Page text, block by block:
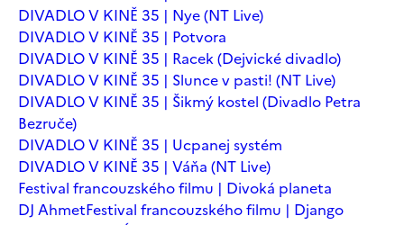
DIVADLO V KINĚ 35 | Nye (NT Live)
DIVADLO V KINĚ 35 | Potvora
DIVADLO V KINĚ 35 | Racek (Dejvické divadlo)
DIVADLO V KINĚ 35 | Slunce v pasti! (NT Live)
DIVADLO V KINĚ 35 | Šikmý kostel (Divadlo Petra
Bezruče)
DIVADLO V KINĚ 35 | Ucpanej systém
DIVADLO V KINĚ 35 | Váňa (NT Live)
Festival francouzského filmu | Divoká planeta
DJ AhmetFestival francouzského filmu | Django